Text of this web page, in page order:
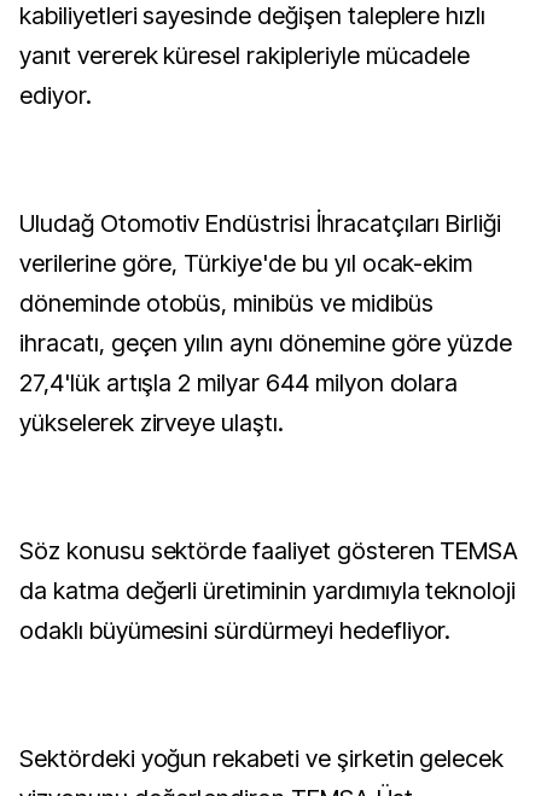
kabiliyetleri sayesinde değişen taleplere hızlı
yanıt vererek küresel rakipleriyle mücadele
ediyor.
Uludağ Otomotiv Endüstrisi İhracatçıları Birliği
verilerine göre, Türkiye'de bu yıl ocak-ekim
döneminde otobüs, minibüs ve midibüs
ihracatı, geçen yılın aynı dönemine göre yüzde
27,4'lük artışla 2 milyar 644 milyon dolara
yükselerek zirveye ulaştı.
Söz konusu sektörde faaliyet gösteren TEMSA
da katma değerli üretiminin yardımıyla teknoloji
odaklı büyümesini sürdürmeyi hedefliyor.
Sektördeki yoğun rekabeti ve şirketin gelecek